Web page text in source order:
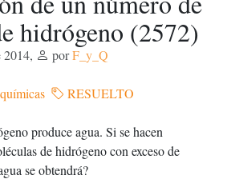
hidrógeno (2572)
2014, porF_y_Q
RESUELTO
produce agua. Si se hacen
de hidrógeno con exceso de
se obtendrá?